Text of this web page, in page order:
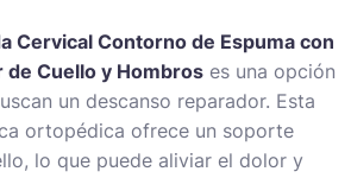
Cervical Contorno de Espuma con
de Cuello y Hombros es una opción
un descanso reparador. Esta
ortopédica ofrece un soporte
lo que puede aliviar el dolor y